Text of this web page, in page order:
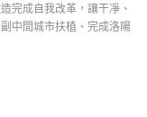
完成自我改革，讓干凈、
中間城市扶植、完成洛陽